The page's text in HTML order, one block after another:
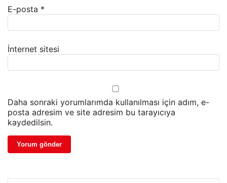
E-posta *
İnternet sitesi
Daha sonraki yorumlarımda kullanılması için adım, e-
posta adresim ve site adresim bu tarayıcıya
kaydedilsin.